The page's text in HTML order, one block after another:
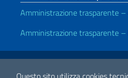
Amministrazione trasparente
Amministrazione trasparente –
Link Utili